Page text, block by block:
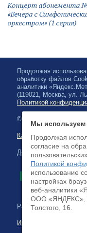
Концерт абонемента
«Вечера с
оркестром» (1 серия)
Продолжая
обработку файлов
аналитики
(119021, Москва, ул.
Политикой
© 2026, Карельская
Карта сайта
Доступна оплата
Разработка сайта:
Интернет-бизнес-
Мы используем
Продолжая
согласие на
Политикой
использование
настройках
веб-аналитики
ООО «ЯНДЕКС»,
Толстого, 16.